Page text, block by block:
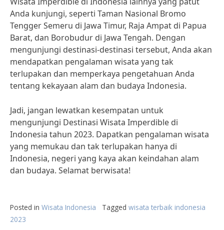
Anda kunjungi, seperti Taman Nasional Bromo
Tengger Semeru di Jawa Timur, Raja Ampat di Papua
Barat, dan Borobudur di Jawa Tengah. Dengan
mengunjungi destinasi-destinasi tersebut, Anda akan
mendapatkan pengalaman wisata yang tak
terlupakan dan memperkaya pengetahuan Anda
tentang kekayaan alam dan budaya Indonesia.
Jadi, jangan lewatkan kesempatan untuk
mengunjungi Destinasi Wisata Imperdible di
Indonesia tahun 2023. Dapatkan pengalaman wisata
yang memukau dan tak terlupakan hanya di
Indonesia, negeri yang kaya akan keindahan alam
dan budaya. Selamat berwisata!
Posted in Wisata Indonesia Tagged wisata terbaik indonesia
2023